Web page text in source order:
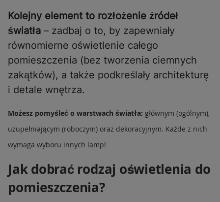
Kolejny element to rozłożenie źródeł
światła – zadbaj o to, by zapewniały
równomierne oświetlenie całego
pomieszczenia (bez tworzenia ciemnych
zakątków), a także podkreślały architekturę
i detale wnętrza.
Możesz pomyśleć o warstwach światła: głównym (ogólnym),
uzupełniającym (roboczym) oraz dekoracyjnym. Każde z nich
wymaga wyboru innych lamp!
Jak dobrać rodzaj oświetlenia do
pomieszczenia?